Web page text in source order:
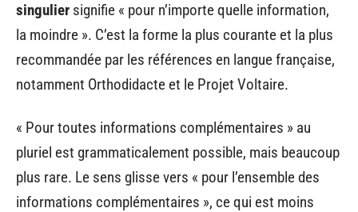
singulier signifie « pour n’importe quelle information,
la moindre ». C’est la forme la plus courante et la plus
recommandée par les références en langue française,
notamment Orthodidacte et le Projet Voltaire.
« Pour toutes informations complémentaires » au
pluriel est grammaticalement possible, mais beaucoup
plus rare. Le sens glisse vers « pour l’ensemble des
informations complémentaires », ce qui est moins